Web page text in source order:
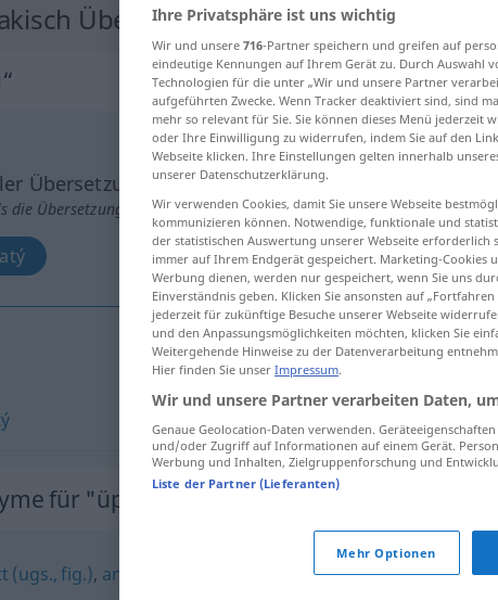
Übersetzung
Übersetzungen
die Übersetzung anklicken/antippen)
üppig
üppig Mahl
für "üppig"
(ugs., fig.), ansehnlich (Rente, Pension, Tantiemen, Diäten),
Ihre Privatsphäre ist uns wichtig
Wir und unsere 716-Partner speichern und greifen auf
eindeutige Kennungen auf Ihrem Gerät zu. Durch Auswahl
Technologien für die unter „Wir und unsere Partner
aufgeführten Zwecke. Wenn Tracker deaktiviert sind, sind
mehr so relevant für Sie. Sie können dieses Menü jederzeit
oder Ihre Einwilligung zu widerrufen, indem Sie auf den
Webseite klicken. Ihre Einstellungen gelten innerhalb
unserer Datenschutzerklärung.
Wir verwenden Cookies, damit Sie unsere Webseite
kommunizieren können. Notwendige, funktionale und
der statistischen Auswertung unserer Webseite
immer auf Ihrem Endgerät gespeichert. Marketing-Cookies
Werbung dienen, werden nur gespeichert, wenn Sie uns
Einverständnis geben. Klicken Sie ansonsten auf
jederzeit für zukünftige Besuche unserer Webseite
und den Anpassungsmöglichkeiten möchten, klicken Sie
Weitergehende Hinweise zu der Datenverarbeitung
Hier finden Sie unser Impressum.
Wir und unsere Partner verarbeiten Daten,
Genaue Geolocation-Daten verwenden.
und/oder Zugriff auf Informationen auf einem Gerät.
Werbung und Inhalten, Zielgruppenforschung und
Liste der Partner (Lieferanten)
Mehr Optionen